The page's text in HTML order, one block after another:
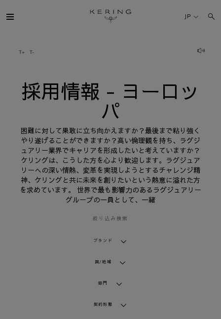
用
情
人材
サステナビリティ
FINANCE
プレスルーム
採用情報
JP
採用情報 - ヨーロッ
パ
困難に対して果敢に立ち向かえますか？最後まで粘り強く
やり遂げることができますか？高い倫理観を持ち、ラグジ
ュアリー業界でキャリアを形成したいと考えていますか？
ケリングは、こうした方を心より歓迎します。ラグジュア
リーへの深い情熱、変革を実現しようとするチャレンジ精
神、ケリングと共に未来を創りたいという熱意に溢れた方
を求めています。 世界で最も影響力のあるラグジュアリー
グループの一員として、一緒
絞り込み検索
ブランド
国/地域
部門
契約形態